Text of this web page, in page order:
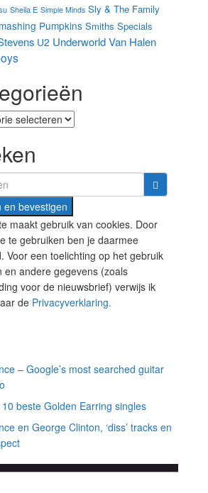
Sheila E Simple Minds Sly & The Family
Pumpkins Smiths Specials
U2 UnderworldVan Halen
maakt gebruik van cookies. Door
te gebruiken ben je daarmee
Voor een toelichting op het gebruik
en andere gegevens (zoals
voor de nieuwsbrief) verwijs ik
de Privacyverklaring.
– Google’s most searched guitar
10 beste Golden Earring singles
en George Clinton, ‘diss’ tracks en